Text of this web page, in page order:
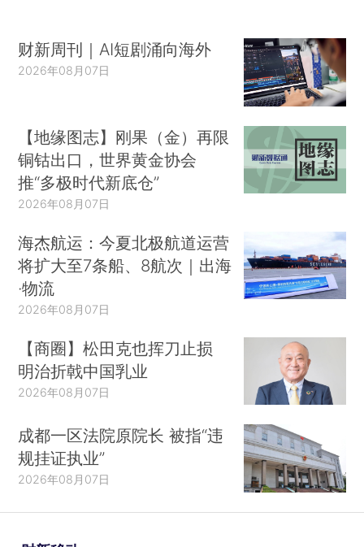
财新周刊｜AI短剧涌向海外
2026年08月07日
【地缘图志】刚果（金）再限
铜钴出口，世界黄金协会
推“多极时代新底仓”
2026年08月07日
海杰航运：今夏北极航道运营
将扩大至7条船、8航次｜出海
·物流
2026年08月07日
【商圈】松田克也挥刀止损
明治折戟中国乳业
2026年08月07日
成都一区法院原院长 被指“违
规挂证执业”
2026年08月07日